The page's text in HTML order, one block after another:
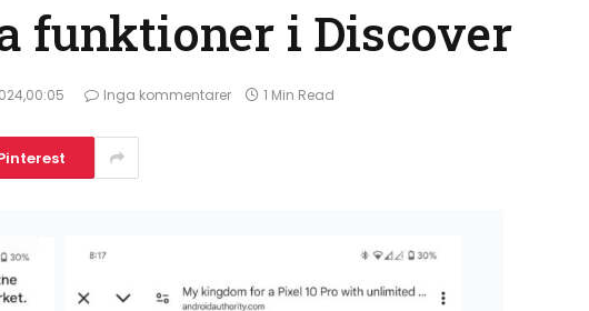
funktioner i Discover
Inga kommentarer 1 Min Read